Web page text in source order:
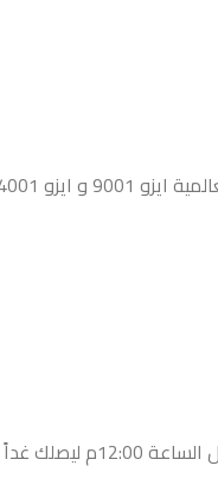
ايزو 14001
ليصلك غداً